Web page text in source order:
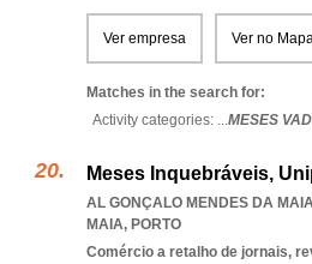
Ver empresa Ver no
Matches in the search for:
Activity categories: ...MESES
Meses Inquebráveis,
AL GONÇALO MENDES DA
MAIA, PORTO
Comércio a retalho de jornais,